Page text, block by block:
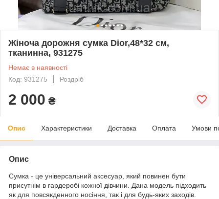
Жіноча дорожня сумка Dior,48*32 см,
тканинна, 931275
Немає в наявності
Код: 931275
Роздріб
2 000 ₴
Опис Характеристики Доставка Оплата Умови
Опис
Сумка - це універсальний аксесуар, який повинен бути
присутнім в гардеробі кожної дівчини. Дана модель підходить
як для повсякденного носіння, так і для будь-яких заходів.